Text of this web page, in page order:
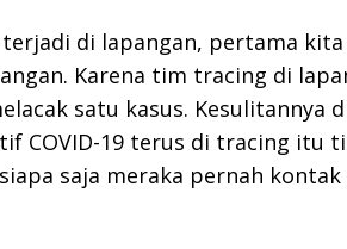
terjadi di lapangan, pertama kita
Karena tim tracing di
satu kasus. Kesulitannya
COVID-19 terus di tracing itu
saja meraka pernah kontak